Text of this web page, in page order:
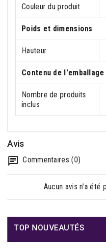
Couleur du produit
Poids et dimensions
Hauteur
Contenu de l'emballage
Nombre de produits
inclus
Avis
Commentaires (0)
Aucun avis n'a été
TOP NOUVEAUTÉS